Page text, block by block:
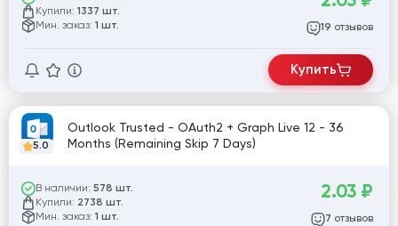
Купили: 1337 шт.
Мин. заказ: 1 шт. 19 отзывов
Купить
5.0
Outlook Trusted - OAuth2 + Graph Live 12 - 36
Months (Remaining Skip 7 Days)
В наличии: 578 шт.
Купили: 2738 шт.
Мин. заказ: 1 шт.
2.03 ₽
7 отзывов